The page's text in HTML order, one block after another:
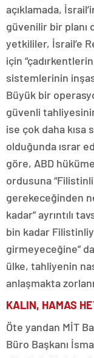
açıklamada,
güvenilir bir planı
yetkililer, İsrail’e
için
sistemlerinin
Büyük bir
güvenli
ise çok daha kısa
olduğunda ısrar
göre, ABD
ordusuna
gerekeceğinden
kadar” ayrıntılı
bin kadar
girmeyeceğine”
ülke, tahliyenin
anlaşmakta
KALIN, HAMAS
Öte yandan MİT
Büro Başkanı